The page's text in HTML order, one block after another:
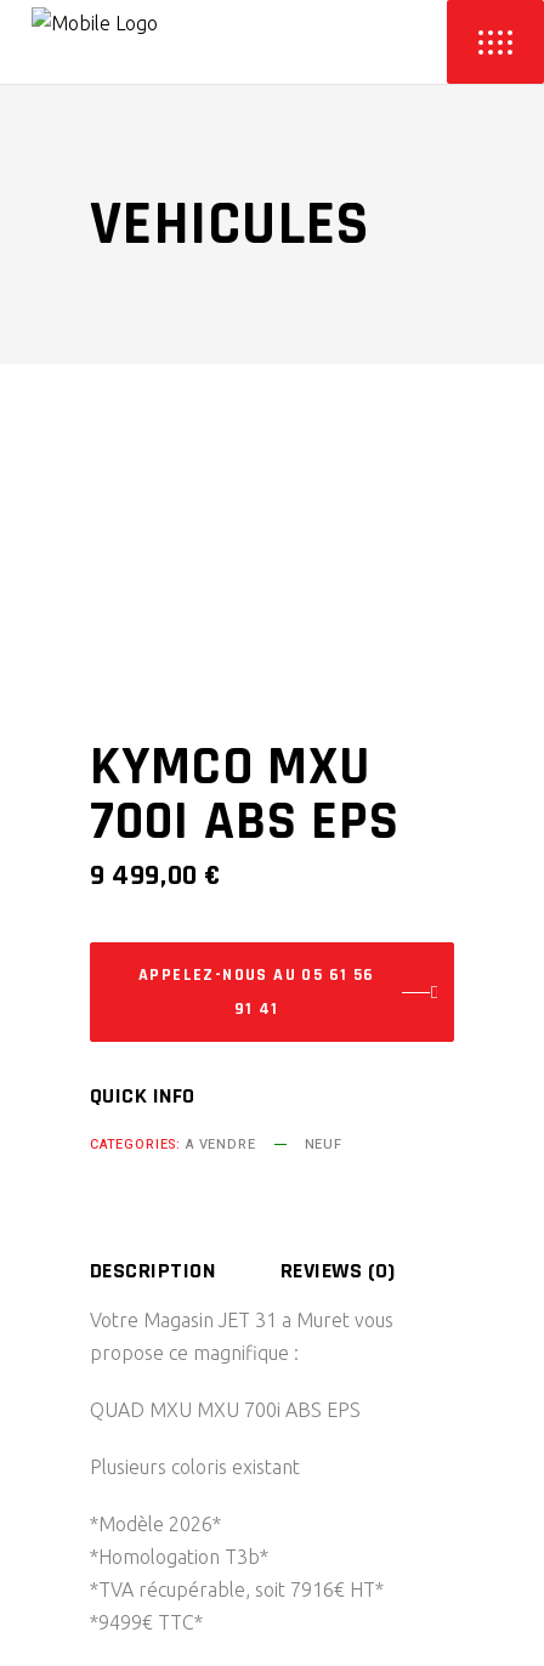
VEHICULES
KYMCO MXU
700I ABS EPS
9 499,00 €
APPELEZ-NOUS AU 05 61 56
91 41
QUICK INFO
CATEGORIES: A VENDRE NEUF
DESCRIPTION REVIEWS (0)
Votre Magasin JET 31 a Muret vous
propose ce magnifique :
QUAD MXU MXU 700i ABS EPS
Plusieurs coloris existant
*Modèle 2026*
*Homologation T3b*
*TVA récupérable, soit 7916€ HT*
*9499€ TTC*